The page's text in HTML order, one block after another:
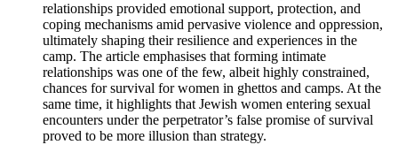
relationships provided emotional support, protection, and
coping mechanisms amid pervasive violence and oppression,
ultimately shaping their resilience and experiences in the
camp. The article emphasises that forming intimate
relationships was one of the few, albeit highly constrained,
chances for survival for women in ghettos and camps. At the
same time, it highlights that Jewish women entering sexual
encounters under the perpetrator’s false promise of survival
proved to be more illusion than strategy.